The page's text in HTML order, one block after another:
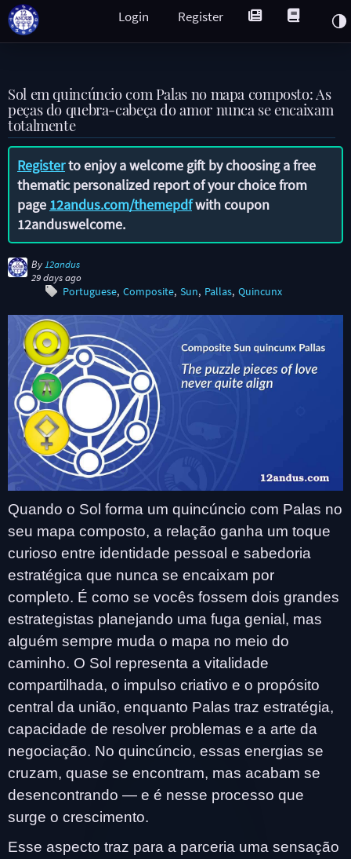
Register
Login
Sol em quincúncio com Palas no mapa composto: As
peças do quebra-cabeça do amor nunca se encaixam
totalmente
Registerto enjoy a welcome gift by choosing a free
thematic personalized report of your choice from
page 12andus.com/themepdfwith coupon
12anduswelcome.
By 12andus
29 days ago
Portuguese Composite Sun Pallas Quincunx
Quando o Sol forma um quincúncio com Palas no
seu mapa composto, a relação ganha um toque
curioso entre identidade pessoal e sabedoria
estratégica que nunca se encaixam por
completo. É como se vocês fossem dois grandes
estrategistas planejando uma fuga genial, mas
alguém sempre muda o mapa no meio do
caminho. O Sol representa a vitalidade
compartilhada, o impulso criativo e o propósito
central da união, enquanto Palas traz estratégia,
capacidade de resolver problemas e a arte da
negociação. No quincúncio, essas energias se
cruzam, quase se encontram, mas acabam se
desencontrando — e é nesse processo que
surge o crescimento.
Esse aspecto traz para a parceria uma sensação